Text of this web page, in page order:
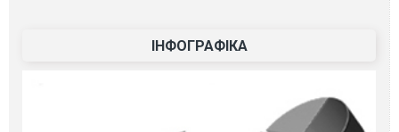
ІНФОГРАФІКА